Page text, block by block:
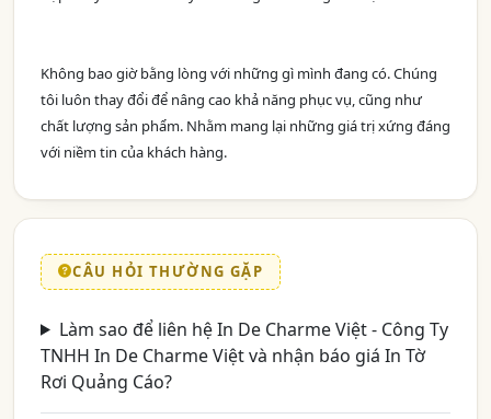
Không bao giờ bằng lòng với những gì mình đang có. Chúng
tôi luôn thay đổi để nâng cao khả năng phục vụ, cũng như
chất lượng sản phẩm. Nhằm mang lại những giá trị xứng đáng
với niềm tin của khách hàng.
CÂU HỎI THƯỜNG GẶP
Làm sao để liên hệ In De Charme Việt - Công Ty
TNHH In De Charme Việt và nhận báo giá In Tờ
Rơi Quảng Cáo?